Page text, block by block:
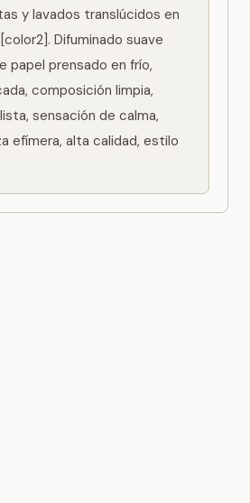
y lavados translúcidos en
Difuminado suave
papel prensado en frío,
composición limpia,
sensación de calma,
efímera, alta calidad, estilo